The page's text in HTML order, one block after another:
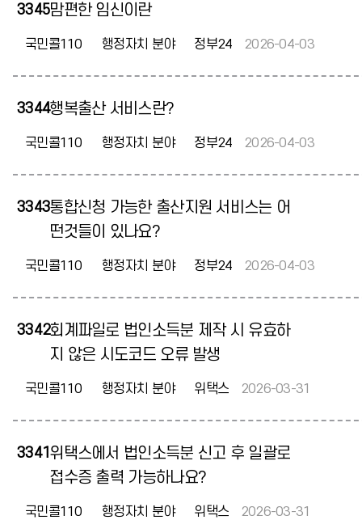
3345맘편한 임신이란
국민콜110 행정자치 분야 정부24 2026-04-03
3344행복출산 서비스란?
국민콜110 행정자치 분야 정부24 2026-04-03
3343통합신청 가능한 출산지원 서비스는 어
떤것들이 있나요?
국민콜110 행정자치 분야 정부24 2026-04-03
3342회계파일로 법인소득분 제작 시 유효하
지 않은 시도코드 오류 발생
국민콜110 행정자치 분야 위택스 2026-03-31
3341위택스에서 법인소득분 신고 후 일괄로
접수증 출력 가능하나요?
국민콜110 행정자치 분야 위택스 2026-03-31